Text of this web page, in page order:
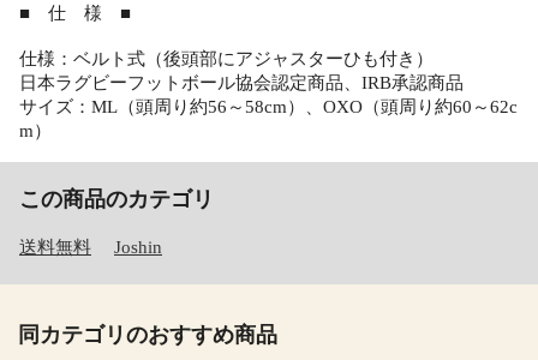
■ 仕 様 ■
仕様：ベルト式（後頭部にアジャスターひも付き）
日本ラグビーフットボール協会認定商品、IRB承認商品
サイズ：ML（頭周り約56～58cm）、OXO（頭周り約60～62c
m）
この商品のカテゴリ
送料無料 Joshin
同カテゴリのおすすめ商品